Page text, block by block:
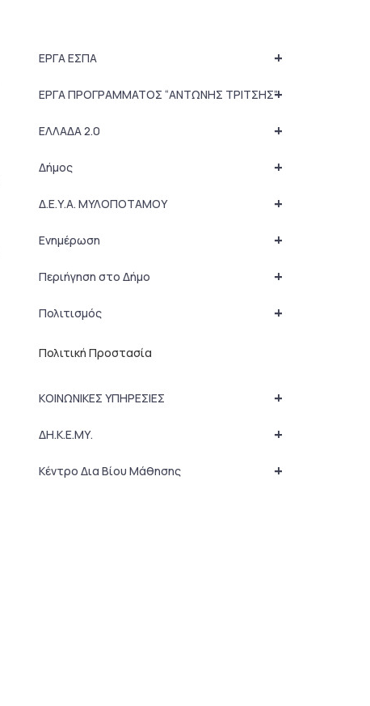
+
ΕΡΓΑ ΕΣΠΑ
+
ΕΡΓΑ ΠΡΟΓΡΑΜΜΑΤΟΣ “ΑΝΤΩΝΗΣ ΤΡΙΤΣΗΣ”
+
ΕΛΛΑΔΑ 2.0
+
Δήμος
+
Δ.Ε.Υ.Α. ΜΥΛΟΠΟΤΑΜΟΥ
+
Ενημέρωση
+
Περιήγηση στο Δήμο
+
Πολιτισμός
Πολιτική Προστασία
+
ΚΟΙΝΩΝΙΚΕΣ ΥΠΗΡΕΣΙΕΣ
+
ΔΗ.Κ.Ε.ΜΥ.
+
Κέντρο Δια Βίου Μάθησης